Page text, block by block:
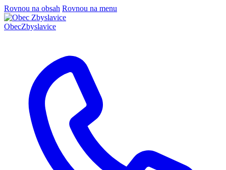
Rovnou na obsah Rovnou na menu
ObecZbyslavice